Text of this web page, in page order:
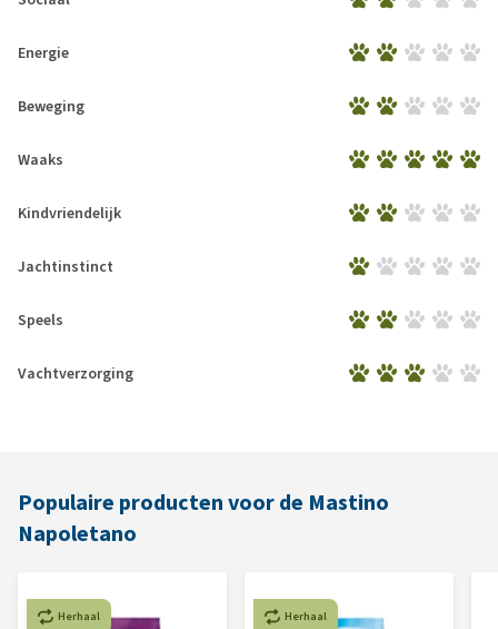
Energie
Beweging
Waaks
Kindvriendelijk
Jachtinstinct
Speels
Vachtverzorging
Populaire producten voor de Mastino
Napoletano
Herhaal Herhaal